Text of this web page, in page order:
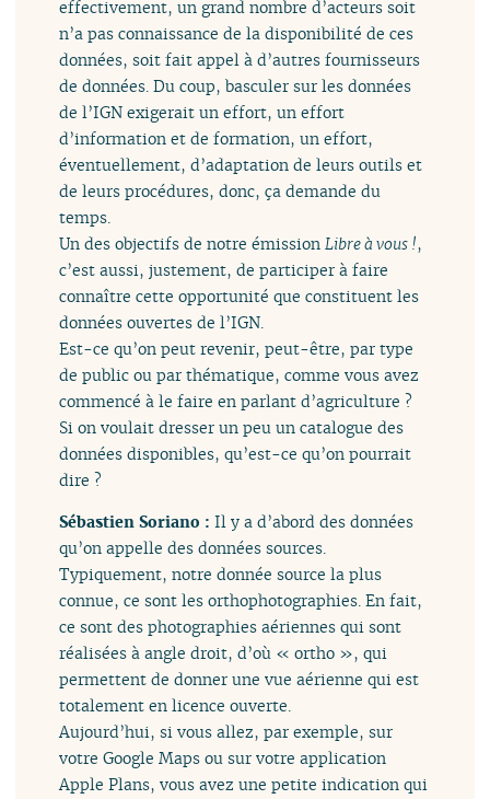
effectivement, un grand nombre d’acteurs soit
n’a pas connaissance de la disponibilité de ces
données, soit fait appel à d’autres fournisseurs
de données. Du coup, basculer sur les données
de l’IGN exigerait un effort, un effort
d’information et de formation, un effort,
éventuellement, d’adaptation de leurs outils et
de leurs procédures, donc, ça demande du
temps.
Un des objectifs de notre émissionLibre à vous !,
c’est aussi, justement, de participer à faire
connaître cette opportunité que constituent les
données ouvertes de l’IGN.
Est-ce qu’on peut revenir, peut-être, par type
de public ou par thématique, comme vous avez
commencé à le faire en parlant d’agriculture ?
Si on voulait dresser un peu un catalogue des
données disponibles, qu’est-ce qu’on pourrait
dire ?
Sébastien Soriano :Il y a d’abord des données
qu’on appelle des données sources.
Typiquement, notre donnée source la plus
connue, ce sont les orthophotographies. En fait,
ce sont des photographies aériennes qui sont
réalisées à angle droit, d’où « ortho », qui
permettent de donner une vue aérienne qui est
totalement en licence ouverte.
Aujourd’hui, si vous allez, par exemple, sur
votre Google Maps ou sur votre application
Apple Plans, vous avez une petite indication qui